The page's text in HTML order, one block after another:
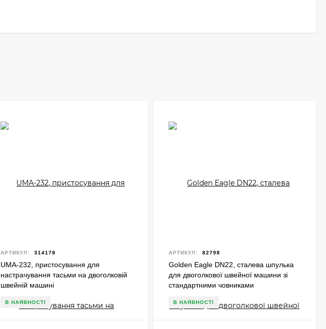
АРТИКУЛ: 314178
UMA-232, пристосування для
настрачування тасьми на двоголковій
швейній машині
В НАЯВНОСТІ
АРТИКУЛ: 82798
Golden Eagle DN22, сталева шпулька
для двоголкової швейної машини зі
стандартними човниками
В НАЯВНОСТІ